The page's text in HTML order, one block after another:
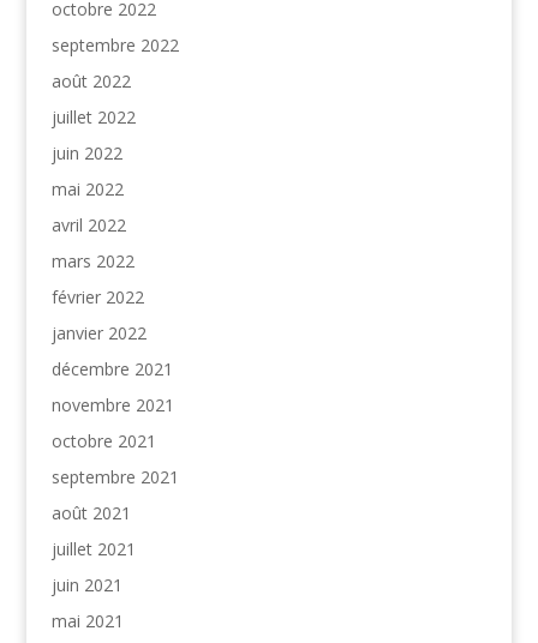
octobre 2022
septembre 2022
août 2022
juillet 2022
juin 2022
mai 2022
avril 2022
mars 2022
février 2022
janvier 2022
décembre 2021
novembre 2021
octobre 2021
septembre 2021
août 2021
juillet 2021
juin 2021
mai 2021